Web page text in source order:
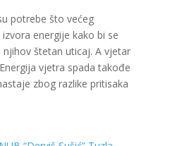
potrebe što većeg
energije kako bi se
štetan uticaj. A vjetar
vjetra spada takođe
zbog razlike pritisaka